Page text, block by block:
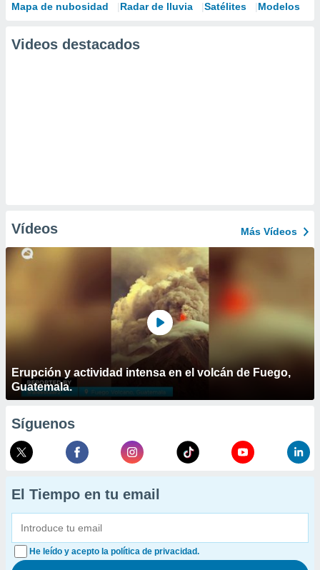
Mapa de nubosidad Radar de lluvia Satélites Modelos
Videos destacados
Vídeos Más Vídeos
Erupción y actividad intensa en el volcán de Fuego,
Guatemala.
Síguenos
El Tiempo en tu email
He leído y acepto la política de privacidad.